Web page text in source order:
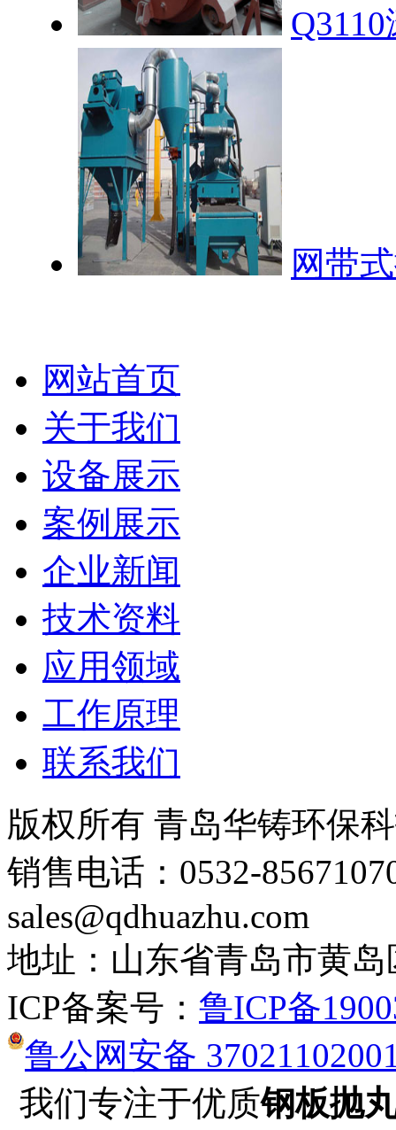
网带
网站首页
关于我们
设备展示
案例展示
企业新闻
技术资料
应用领域
工作原理
联系我们
版权所有 青岛华铸环保
销售电话：0532-
sales@qdhuazhu.com
地址：山东省青岛市黄
ICP备案号： 鲁ICP备
鲁公网安备
我们专注于优质钢板抛